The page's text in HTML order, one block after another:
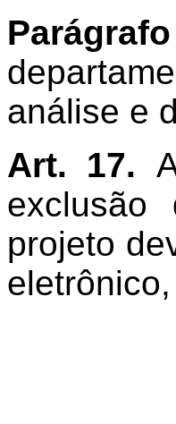
análise e
Art. 17.
exclusão
projeto